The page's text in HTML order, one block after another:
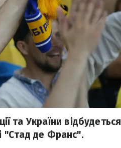
та України відбудеться
"Стад де Франс".